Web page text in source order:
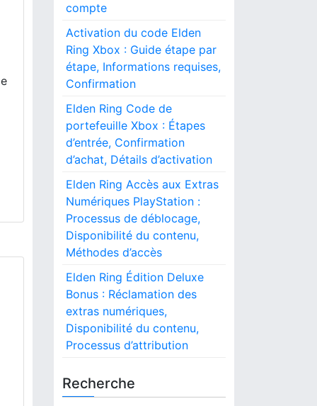
compte
Activation du code Elden
Ring Xbox : Guide étape par
étape, Informations requises,
Confirmation
Elden Ring Code de
portefeuille Xbox : Étapes
d’entrée, Confirmation
d’achat, Détails d’activation
Elden Ring Accès aux Extras
Numériques PlayStation :
Processus de déblocage,
Disponibilité du contenu,
Méthodes d’accès
Elden Ring Édition Deluxe
Bonus : Réclamation des
extras numériques,
Disponibilité du contenu,
Processus d’attribution
Recherche